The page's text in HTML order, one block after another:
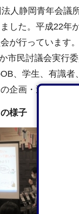
人静岡青年会議
した。平成22年
が行っています。
市民討議会実行
、学生、有識
企画・運営を行っ
様子